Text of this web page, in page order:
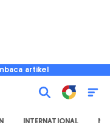
artikel
INTERNATIONAL